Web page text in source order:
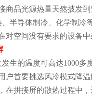
品光源热量天然披发到
半导体制冷、化学制冷
空间没有要求的设备
生的温度可高达1000多
首要挑选风冷模式降
拼接屏的散热过程中，